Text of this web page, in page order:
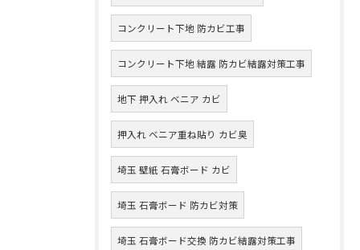
コンクリート下地 防カビ工事
コンクリート下地 結露 防カビ結露対策工事
地下 押入れ ベニア カビ
押入れ ベニア重ね貼り カビ臭
埼玉 壁紙 石膏ボード カビ
埼玉 石膏ボード 防カビ対策
埼玉 石膏ボード交換 防カビ結露対策工事